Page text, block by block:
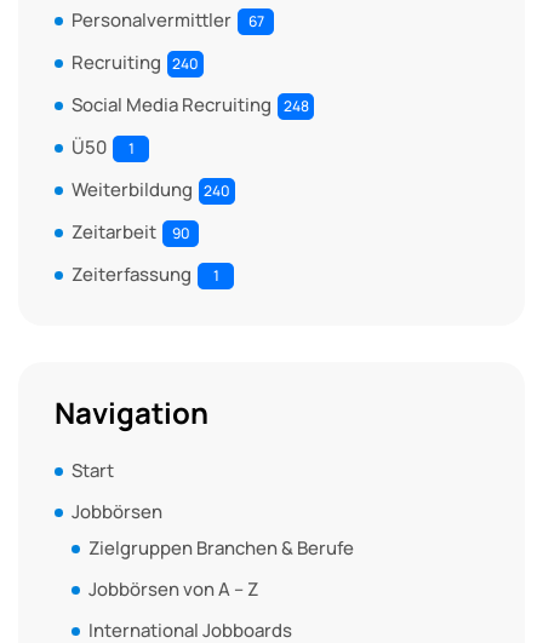
Personalvermittler 67
Recruiting 240
Social Media Recruiting 248
Ü50 1
Weiterbildung 240
Zeitarbeit 90
Zeiterfassung 1
Navigation
Start
Jobbörsen
Zielgruppen Branchen & Berufe
Jobbörsen von A – Z
International Jobboards